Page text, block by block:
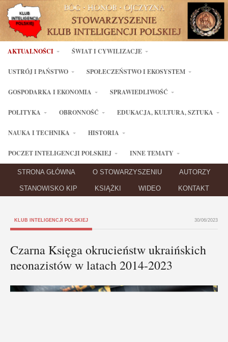
AKTUALNOŚCI ŚWIAT I CYWILIZACJE
USTRÓJ I PAŃSTWO SPOŁECZEŃSTWO I EKOSYSTEM
GOSPODARKA I EKONOMIA SPRAWIEDLIWOŚĆ
POLITYKA OBRONNOŚĆ EDUKACJA, KULTURA, SZTUKA
NAUKA I TECHNIKA HISTORIA
POCZET INTELIGENCJI POLSKIEJ INNE TEMATY
STRONA GŁÓWNA O STOWARZYSZENIU AUTORZY
STANOWISKO KIP KSIĄŻKI WIDEO KONTAKT
KLUB INTELIGENCJI POLSKIEJ 30/06/2023
Czarna Księga okrucieństw ukraińskich
neonazistów w latach 2014-2023